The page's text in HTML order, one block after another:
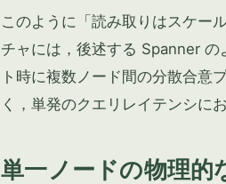
このように「読み取りはスケー
チャには，後述する Spanner
ト時に複数ノード間の分散合意
く，単発のクエリレイテンシに
単一ノードの物理